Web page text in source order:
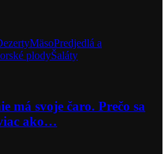
MäsoPredjedlá a
plodyŠaláty
má svoje čaro. Prečo sa
ako…